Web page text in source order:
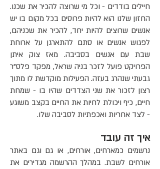
חיילים בודדים - וכל מי שרוצה להכיר את שכנו.
החזון שלנו הוא להיות פרוסים בכל מקום בו יש
אנשים שרוצים להיות יחד, להכיר את שכניהם,
לפגוש אנשים או סתם להתארגן על ארוחת
שבת עם אנשים בסביבה. מאז צוק איתן
הפרויקט פועל לזכר בניה שראל, מפקד פלס"ר
גבעתי שנהרג בעזה. הפעילות מוקדשת לו מתוך
רצון לזכור את שני הצדדים שהיו בו - שמחת
חיים, כיף ויכולת לחיות את החיים בקצב משוגע
- לצד אחריות ואכפתיות לסביבה שלו.
איך זה עובד
נרשמים כמארחים, אורחים, או גם וגם באתר
אורחים לשבת. במהלך ההרשמה מגדירים את